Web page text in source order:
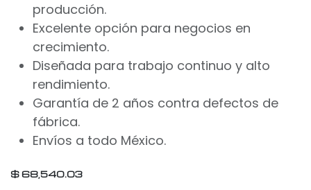
producción.
Excelente opción para negocios en
crecimiento.
Diseñada para trabajo continuo y alto
rendimiento.
Garantía de 2 años contra defectos de
fábrica.
Envíos a todo México.
$68,540.03